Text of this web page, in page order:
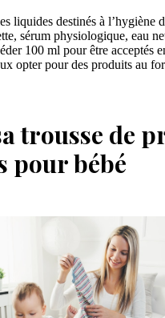
liquides destinés à l’hygiène
sérum physiologique, eau
100 ml pour être acceptés
opter pour des produits au
trousse de
pour bébé